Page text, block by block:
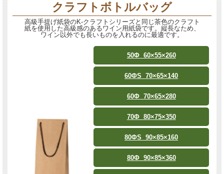
クラフトボトルバッグ
高級手提げ紙袋のK-クラフトシリーズと同じ茶色のクラフト
紙を使用した高級感のあるワイン用紙袋です。縦長なため、
ワイン以外でも長いものを入れるのに最適です。
50Φ 60×55×260
60ΦS 70×65×140
60Φ 70×65×280
70Φ 80×75×350
80ΦS 90×85×160
80Φ 90×85×360